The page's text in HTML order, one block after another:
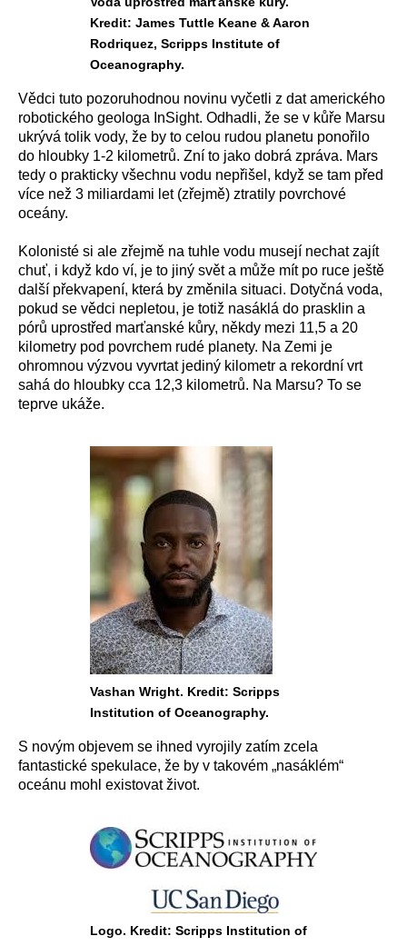
Kredit: James Tuttle Keane & Aaron
Rodriquez, Scripps Institute of
Oceanography.
Vědci tuto pozoruhodnou novinu vyčetli z dat amerického
robotického geologa InSight. Odhadli, že se v kůře Marsu
ukrývá tolik vody, že by to celou rudou planetu ponořilo
do hloubky 1-2 kilometrů. Zní to jako dobrá zpráva. Mars
tedy o prakticky všechnu vodu nepřišel, když se tam před
více než 3 miliardami let (zřejmě) ztratily povrchové
oceány.
Kolonisté si ale zřejmě na tuhle vodu musejí nechat zajít
chuť, i když kdo ví, je to jiný svět a může mít po ruce ještě
další překvapení, která by změnila situaci. Dotyčná voda,
pokud se vědci nepletou, je totiž nasáklá do prasklin a
pórů uprostřed marťanské kůry, někdy mezi 11,5 a 20
kilometry pod povrchem rudé planety. Na Zemi je
ohromnou výzvou vyvrtat jediný kilometr a rekordní vrt
sahá do hloubky cca 12,3 kilometrů. Na Marsu? To se
teprve ukáže.
Vashan Wright. Kredit: Scripps
Institution of Oceanography.
S novým objevem se ihned vyrojily zatím zcela
fantastické spekulace, že by v takovém „nasáklém“
oceánu mohl existovat život.
Logo. Kredit: Scripps Institution of